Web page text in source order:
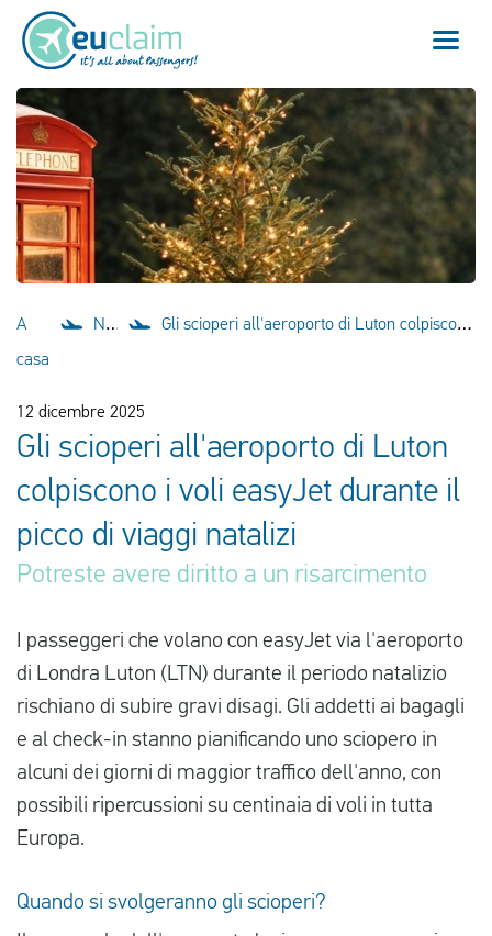
Chi siamo
Contattate
Italiano
Volo cancellato
Volo in ritardo
Mancata coincidenza
Il nostro servizio
FAQ
Effettua il login
A
casa
Notizie Gli scioperi all'aeroporto di Luton colpiscono i voli easyJet durante il picco di viaggi natalizi
12 dicembre 2025
Gli scioperi all'aeroporto di Luton
colpiscono i voli easyJet durante il
picco di viaggi natalizi
Potreste avere diritto a un risarcimento
I passeggeri che volano con easyJet via l'aeroporto
di Londra Luton (LTN) durante il periodo natalizio
rischiano di subire gravi disagi. Gli addetti ai bagagli
e al check-in stanno pianificando uno sciopero in
alcuni dei giorni di maggior traffico dell'anno, con
possibili ripercussioni su centinaia di voli in tutta
Europa.
Quando si svolgeranno gli scioperi?